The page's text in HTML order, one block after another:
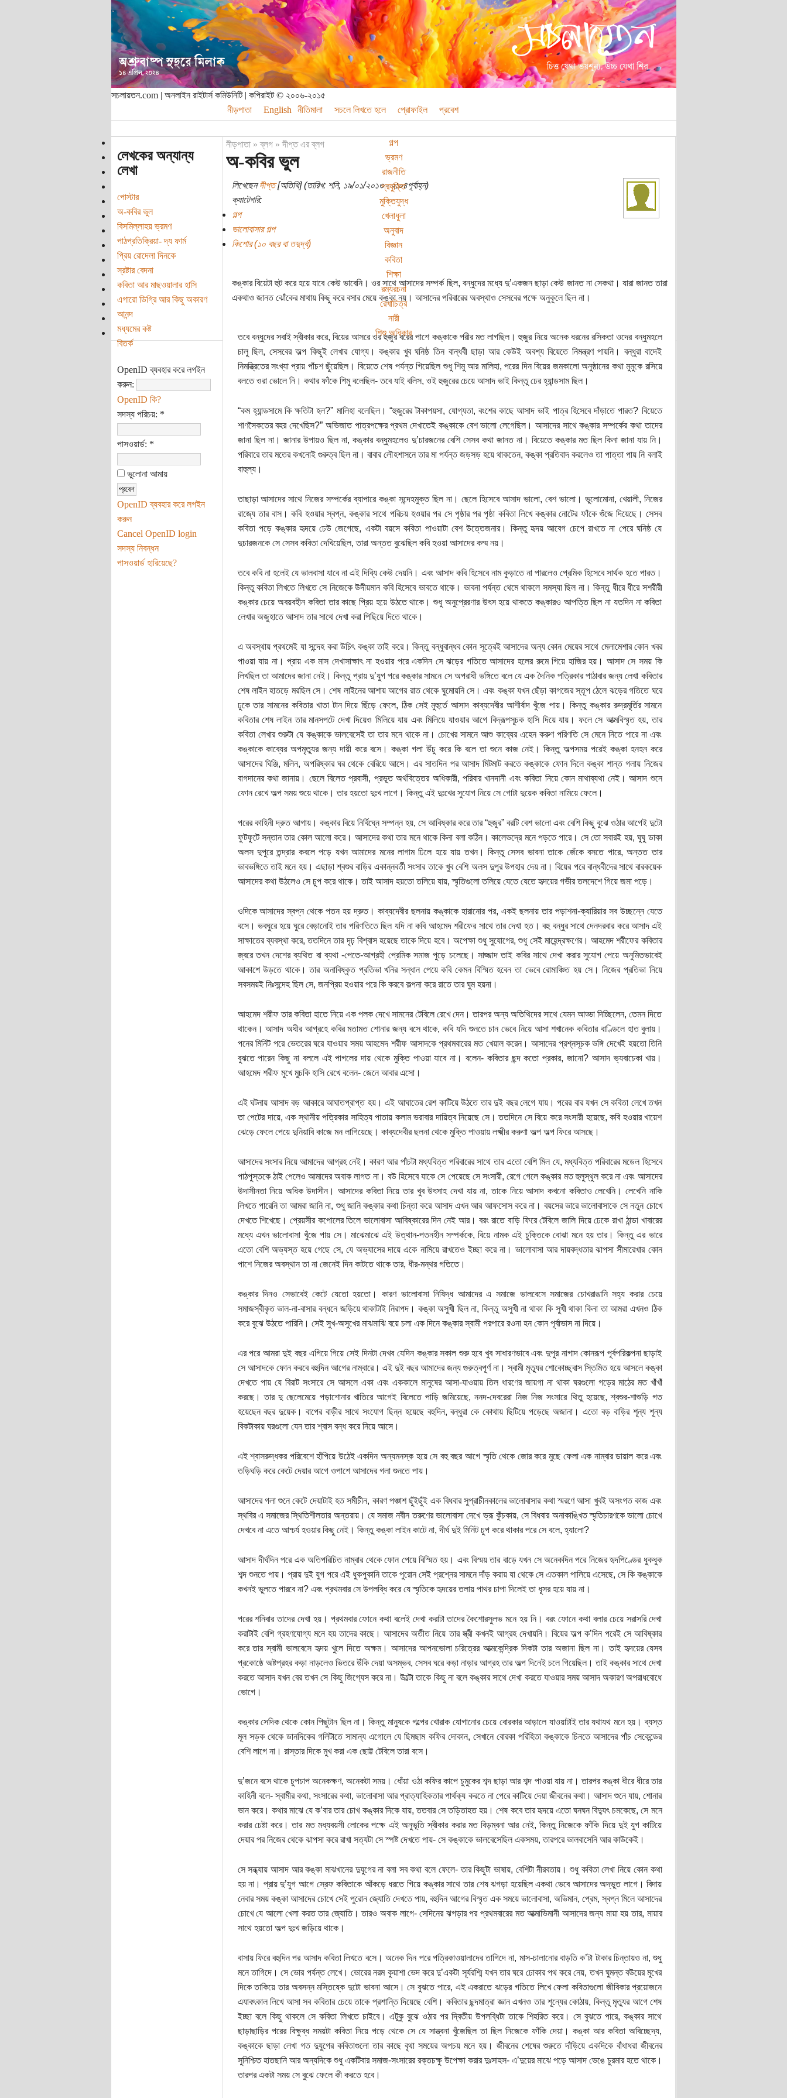
সচলায়তন.com | অনলাইন রাইটার্স কমিউনিটি | কপিরাইট © ২০০৬-২০১৫
নীড়পাতা
English নীতিমালা সচলে লিখতে হলে প্রোফাইল প্রবেশ
গল্প
ভ্রমণ
রাজনীতি
প্রযুক্তি
মুক্তিযুদ্ধ
খেলাধুলা
অনুবাদ
বিজ্ঞান
কবিতা
শিক্ষা
রম্যরচনা
রেখাচিত্র
নারী
শিশু অধিকার
লেখকের অন্যান্য
লেখা
পোস্টার
অ-কবির ভুল
বিসমিল্লাহয় ভ্রমণ
পাঠপ্রতিক্রিয়া- দ্য ফার্ম
প্রিয় রোদেলা দিনকে
স্রষ্টার বেদনা
কবিতা আর মাছওয়ালার হাসি
এগারো ডিগ্রি আর কিছু অকারণ
আনন্দ
মধ্যমের কষ্ট
বিতর্ক
OpenID ব্যবহার করে লগইন
করুন:
OpenID কি?
সদস্য পরিচয়: *
পাসওয়ার্ড: *
ভুলোনা আমায়
OpenID ব্যবহার করে লগইন
করুন
Cancel OpenID login
সদস্য নিবন্ধন
পাসওয়ার্ড হারিয়েছে?
নীড়পাতা»ব্লগ»দীপ্ত এর ব্লগ
অ-কবির ভুল
লিখেছেনদীপ্ত[অতিথি] (তারিখ: শনি, ১৯/০১/২০১৩ - ২:০৪পূর্বাহ্ন)
ক্যাটেগরি:
গল্প
ভালোবাসার গল্প
কিশোর (১০ বছর বা তদুর্দ্ধ)
কঙ্কার বিয়েটা হুট করে হয়ে যাবে কেউ ভাবেনি। ওর সাথে আসাদের সম্পর্ক ছিল, বন্ধুদের মধ্যে দু’একজন ছাড়া কেউ জানত না সেকথা। যারা জানত তারা
একথাও জানত ঝোঁকের মাথায় কিছু করে বসার মেয়ে কঙ্কা নয়। আসাদের পরিবারের অবস্থাও সেসবের পক্ষে অনুকূলে ছিল না।
তবে বন্ধুদের সবাই স্বীকার করে, বিয়ের আসরে ওর হুজুর বরের পাশে কঙ্কাকে পরীর মত লাগছিল। হুজুর নিয়ে অনেক ধরনের রসিকতা ওদের বন্ধুমহলে
চালু ছিল, সেসবের অল্প কিছুই লেখার যোগ্য। কঙ্কার খুব ঘনিষ্ঠ তিন বান্ধবী ছাড়া আর কেউই অবশ্য বিয়েতে নিমন্ত্রণ পায়নি। বন্ধুরা বাদেই
নিমন্ত্রিতের সংখ্যা প্রায় পাঁচশ ছুঁয়েছিল। বিয়েতে শেষ পর্যন্ত গিয়েছিল শুধু শিমু আর মালিহা, পরের দিন বিয়ের জমকালো অনুষ্ঠানের কথা মুমুকে রসিয়ে
বলতে ওরা ভোলে নি। কথার ফাঁকে শিমু বলেছিল- তবে যাই বলিস, ওই হুজুরের চেয়ে আসাদ ভাই কিন্তু ঢের হ্যান্ডসাম ছিল।
“কম হ্যান্ডসামে কি ক্ষতিটা হল?” মালিহা বলেছিল। “হুজুরের টাকাপয়সা, যোগ্যতা, বংশের কাছে আসাদ ভাই পাত্র হিসেবে দাঁড়াতে পারত? বিয়েতে
শাণসৈকতের বহর দেখেছিস?” অভিজাত পাত্রপক্ষের প্রথম দেখাতেই কঙ্কাকে বেশ ভালো লেগেছিল। আসাদের সাথে কঙ্কার সম্পর্কের কথা তাদের
জানা ছিল না। জানার উপায়ও ছিল না, কঙ্কার বন্ধুমহলেও দু’চারজনের বেশি সেসব কথা জানত না। বিয়েতে কঙ্কার মত ছিল কিনা জানা যায় নি।
পরিবারে তার মতের কখনোই গুরুত্ব ছিল না। বাবার লৌহশাসনে তার মা পর্যন্ত জড়সড় হয়ে থাকতেন, কঙ্কা প্রতিবাদ করলেও তা পাত্তা পায় নি বলাই
বাহুল্য।
তাছাড়া আসাদের সাথে নিজের সম্পর্কের ব্যাপারে কঙ্কা সন্দেহমুক্ত ছিল না। ছেলে হিসেবে আসাদ ভালো, বেশ ভালো। ভুলোমোনা, খেয়ালী, নিজের
রাজ্যে তার বাস। কবি হওয়ার স্বপ্ন, কঙ্কার সাথে পরিচয় হওয়ার পর সে পৃষ্ঠার পর পৃষ্ঠা কবিতা লিখে কঙ্কার নোটের ফাঁকে গুঁজে দিয়েছে। সেসব
কবিতা পড়ে কঙ্কার হৃদয়ে ঢেউ জেগেছে, একটা বয়সে কবিতা পাওয়াটা বেশ উত্তেজনার। কিন্তু হৃদয় আবেগ চেপে রাখতে না পেরে ঘনিষ্ঠ যে
দুচারজনকে সে সেসব কবিতা দেখিয়েছিল, তারা অন্তত বুঝেছিল কবি হওয়া আসাদের কম্ম নয়।
তবে কবি না হলেই যে ভালবাসা যাবে না এই দিব্যি কেউ দেয়নি। এবং আসাদ কবি হিসেবে নাম কুড়াতে না পারলেও প্রেমিক হিসেবে সার্থক হতে পারত।
কিন্তু কবিতা লিখতে লিখতে সে নিজেকে উদীয়মান কবি হিসেবে ভাবতে থাকে। ভাবনা পর্যন্ত থেমে থাকলে সমস্যা ছিল না। কিন্তু ধীরে ধীরে সশরীরী
কঙ্কার চেয়ে অবয়বহীন কবিতা তার কাছে প্রিয় হয়ে উঠতে থাকে। শুধু অনুপ্রেরণার উৎস হয়ে থাকতে কঙ্কারও আপত্তি ছিল না যতদিন না কবিতা
লেখার অজুহাতে আসাদ তার সাথে দেখা করা পিছিয়ে দিতে থাকে।
এ অবস্থায় প্রথমেই যা সন্দেহ করা উচিৎ কঙ্কা তাই করে। কিন্তু বন্ধুবান্ধব কোন সূত্রেই আসাদের অন্য কোন মেয়ের সাথে মেলামেশার কোন খবর
পাওয়া যায় না। প্রায় এক মাস দেখাসাক্ষাৎ না হওয়ার পরে একদিন সে ঝড়ের গতিতে আসাদের হলের রুমে গিয়ে হাজির হয়। আসাদ সে সময় কি
লিখছিল তা আমাদের জানা নেই। কিন্তু প্রায় দু’যুগ পরে কঙ্কার সামনে সে অপরাধী ভঙ্গিতে বলে যে এক দৈনিক পত্রিকার পাঠাবার জন্য লেখা কবিতার
শেষ লাইন হাতড়ে মরছিল সে। শেষ লাইনের আশায় আগের রাত থেকে ঘুমোয়নি সে। এবং কঙ্কা যখন ছেঁড়া কাগজের স্তূপ ঠেলে ঝড়ের গতিতে ঘরে
ঢুকে তার সামনের কবিতার খাতা টান দিয়ে ছিঁড়ে ফেলে, ঠিক সেই মুহুর্তে আসাদ কাব্যদেবীর আশীর্বাদ খুঁজে পায়। কিন্তু কঙ্কার রুদ্রমূর্তির সামনে
কবিতার শেষ লাইন তার মানসপটে দেখা দিয়েও মিলিয়ে যায় এবং মিলিয়ে যাওয়ার আগে বিদ্রূপসূচক হাসি দিয়ে যায়। ফলে সে আত্মবিস্মৃত হয়, তার
কবিতা লেখার শুরুটা যে কঙ্কাকে ভালবেসেই তা তার মনে থাকে না। চোখের সামনে আশু কাব্যের এহেন করুণ পরিণতি সে মেনে নিতে পারে না এবং
কঙ্কাকে কাব্যের অপমৃত্যুর জন্য দায়ী করে বসে। কঙ্কা গলা উঁচু করে কি বলে তা শুনে কাজ নেই। কিন্তু অল্পসময় পরেই কঙ্কা হনহন করে
আসাদের ঘিঞ্জি, মলিন, অপরিষ্কার ঘর থেকে বেরিয়ে আসে। এর সাতদিন পর আসাদ মিটমাট করতে কঙ্কাকে ফোন দিলে কঙ্কা শান্ত গলায় নিজের
বাগদানের কথা জানায়। ছেলে বিলেত প্রবাসী, প্রভূত অর্থবিত্তের অধিকারী, পরিবার খানদানী এবং কবিতা নিয়ে কোন মাথাব্যথা নেই। আসাদ শুনে
ফোন রেখে অল্প সময় শুয়ে থাকে। তার হয়তো দুঃখ লাগে। কিন্তু এই দুঃখের সুযোগ নিয়ে সে গোটা দুয়েক কবিতা নামিয়ে ফেলে।
পরের কাহিনী দ্রুত আগায়। কঙ্কার বিয়ে নির্বিঘ্নে সম্পন্ন হয়, সে আবিষ্কার করে তার “হুজুর” বরটি বেশ ভালো এবং বেশি কিছু বুঝে ওঠার আগেই দুটো
ফুটফুটে সন্তান তার কোল আলো করে। আসাদের কথা তার মনে থাকে কিনা বলা কঠিন। কালেভদ্রে মনে পড়তে পারে। সে তো সবারই হয়, ঘুঘু ডাকা
অলস দুপুরে তন্দ্রার কবলে পড়ে যখন আমাদের মনের লাগাম ঢিলে হয়ে যায় তখন। কিন্তু সেসব ভাবনা তাকে জেঁকে বসতে পারে, অন্তত তার
ভাবভঙ্গিতে তাই মনে হয়। এছাড়া শ্বশুর বাড়ির একান্নবর্তী সংসার তাকে খুব বেশি অলস দুপুর উপহার দেয় না। বিয়ের পরে বান্ধবীদের সাথে বারকয়েক
আসাদের কথা উঠলেও সে চুপ করে থাকে। তাই আসাদ হয়তো তলিয়ে যায়, স্মৃতিগুলো তলিয়ে যেতে যেতে হৃদয়ের গভীর তলদেশে গিয়ে জমা পড়ে।
ওদিকে আসাদের স্বপ্ন থেকে পতন হয় দ্রুত। কাব্যদেবীর ছলনায় কঙ্কাকে হারানোর পর, একই ছলনায় তার পড়াশনা-ক্যারিয়ার সব উচ্ছন্নে যেতে
বসে। ভবঘুরে হয়ে ঘুরে বেড়ানোই তার পরিণতিতে ছিল যদি না কবি আহমেদ শরীফের সাথে তার দেখা হত। বহু বন্ধুর সাথে দেনদরবার করে আসাদ এই
সাক্ষাতের ব্যবস্থা করে, ততদিনে তার দৃঢ় বিশ্বাস হয়েছে তাকে দিয়ে হবে। অপেক্ষা শুধু সুযোগের, শুধু সেই মাহেন্দ্রক্ষণের। আহমেদ শরীফের কবিতার
জ্বরে তখন দেশের ব্যথিত বা ব্যথা -পেতে-আগ্রহী প্রেমিক সমাজ পুড়ে চলেছে। সাজ্জাদ তাই কবির সাথে দেখা করার সুযোগ পেয়ে অনুমিতভাবেই
আকাশে উড়তে থাকে। তার অনাবিষ্কৃত প্রতিভা খনির সন্ধান পেয়ে কবি কেমন বিস্মিত হবেন তা ভেবে রোমাঞ্চিত হয় সে। নিজের প্রতিভা নিয়ে
সবসময়ই নিঃসন্দেহ ছিল সে, জনপ্রিয় হওয়ার পরে কি করবে কল্পনা করে রাতে তার ঘুম হয়না।
আহমেদ শরীফ তার কবিতা হাতে নিয়ে এক পলক দেখে সামনের টেবিলে রেখে দেন। তারপর অন্য অতিথিদের সাথে যেমন আড্ডা দিচ্ছিলেন, তেমন দিতে
থাকেন। আসাদ অধীর আগ্রহে কবির মতামত শোনার জন্য বসে থাকে, কবি যদি শুনতে চান ভেবে নিয়ে আসা শখানেক কবিতার বাণ্ডিলে হাত বুলায়।
পনের মিনিট পরে ভেতরের ঘরে যাওয়ার সময় আহমেদ শরীফ আসাদকে প্রথমবারের মত খেয়াল করেন। আসাদের প্রশ্নসূচক ভঙ্গি দেখেই হয়তো তিনি
বুঝতে পারেন কিছু না বললে এই পাগলের দায় থেকে মুক্তি পাওয়া যাবে না। বলেন- কবিতার ছন্দ কতো প্রকার, জানো? আসাদ ভ্যবাচেকা খায়।
আহমেদ শরীফ মুখে মুচকি হাসি রেখে বলেন- জেনে আবার এসো।
এই ঘটনায় আসাদ বড় আকারে আঘাতপ্রাপ্ত হয়। এই আঘাতের রেশ কাটিয়ে উঠতে তার দুই বছর লেগে যায়। পরের বার যখন সে কবিতা লেখে তখন
তা পেটের দায়ে, এক স্থানীয় পত্রিকার সাহিত্য পাতায় কলাম ভরাবার দায়িত্ব নিয়েছে সে। ততদিনে সে বিয়ে করে সংসারী হয়েছে, কবি হওয়ার খায়েশ
ঝেড়ে ফেলে পেয়ে দুনিয়াবি কাজে মন লাগিয়েছে। কাব্যদেবীর ছলনা থেকে মুক্তি পাওয়ায় লক্ষ্মীর করুণা অল্প অল্প ফিরে আসছে।
আসাদের সংসার নিয়ে আমাদের আগ্রহ নেই। কারণ আর পাঁচটা মধ্যবিত্ত পরিবারের সাথে তার এতো বেশি মিল যে, মধ্যবিত্ত পরিবারের মডেল হিসেবে
পাঠপুস্তকে ঠাই পেলেও আমাদের অবাক লাগত না। বউ হিসেবে যাকে সে পেয়েছে সে সংসারী, রেগে গেলে কঙ্কার মত হুলুস্থুল করে না এবং আসাদের
উদাসীনতা নিয়ে অধিক উদাসীন। আসাদের কবিতা নিয়ে তার খুব উৎসাহ দেখা যায় না, তাকে নিয়ে আসাদ কখনো কবিতাও লেখেনি। লেখেনি নাকি
লিখতে পারেনি তা আমরা জানি না, শুধু জানি কঙ্কার কথা চিন্তা করে আসাদ এখন আর আফসোস করে না। বয়সের ভারে ভালোবাসাকে সে নতুন চোখে
দেখতে শিখেছে। প্রেয়সীর কপোলের তিলে ভালোবাসা আবিষ্কারের দিন নেই আর। বরং রাতে বাড়ি ফিরে টেবিলে জালি দিয়ে ঢেকে রাখা ঠান্ডা খাবারের
মধ্যে এখন ভালোবাসা খুঁজে পায় সে। মাঝেমাঝে এই উত্থান-পতনহীন সম্পর্ককে, বিয়ে নামক এই চুক্তিকে বোঝা মনে হয় তার। কিন্তু এর ভারে
এতো বেশি অভ্যস্ত হয়ে গেছে সে, যে অভ্যাসের দায়ে একে নামিয়ে রাখতেও ইচ্ছা করে না। ভালোবাসা আর দায়বদ্ধতার ঝাপসা সীমারেখার কোন
পাশে নিজের অবস্থান তা না জেনেই দিন কাটতে থাকে তার, ধীর-মন্থর গতিতে।
কঙ্কার দিনও সেভাবেই কেটে যেতো হয়তো। কারণ ভালোবাসা নিষিদ্ধ আমাদের এ সমাজে ভালবেসে সমাজের চোখরাঙানি সহ্য করার চেয়ে
সমাজস্বীকৃত ভাল-না-বাসার বন্ধনে জড়িয়ে থাকাটাই নিরাপদ। কঙ্কা অসুখী ছিল না, কিন্তু অসুখী না থাকা কি সুখী থাকা কিনা তা আমরা এখনও ঠিক
করে বুঝে উঠতে পারিনি। সেই সুখ-অসুখের মাঝমাঝি বয়ে চলা এক দিনে কঙ্কার স্বামী পরপারে রওনা হন কোন পূর্বাভাস না দিয়ে।
এর পরে আমরা দুই বছর এগিয়ে গিয়ে সেই দিনটা দেখব যেদিন কঙ্কার সকাল শুরু হবে খুব সাধারণভাবে এবং দুপুর নাগাদ কোনরূপ পূর্বপরিকল্পনা ছাড়াই
সে আসাদকে ফোন করবে বহুদিন আগের নাম্বারে। এই দুই বছর আমাদের জন্য গুরুত্বপূর্ণ না। স্বামী মৃত্যুর শোকোচ্ছ্বাস স্তিমিত হয়ে আসলে কঙ্কা
দেখতে পায় যে বিরাট সংসারে সে আসলে একা এবং এককালে মানুষের আসা-যাওয়ায় তিল ধারণের জায়গা না থাকা ঘরগুলো গড়ের মাঠের মত খাঁখাঁ
করছে। তার দু ছেলেমেয়ে পড়াশোনার খাতিরে আগেই বিলেতে পাড়ি জমিয়েছে, ননদ-দেবরেরা নিজ নিজ সংসারে থিতু হয়েছে, শ্বশুর-শাশুড়ি গত
হয়েছেন বছর দুয়েক। বাপের বাড়ীর সাথে সংযোগ ছিন্ন হয়েছে বহুদিন, বন্ধুরা কে কোথায় ছিটিয়ে পড়েছে অজানা। এতো বড় বাড়ির শূন্য শূন্য
বিকটাকায় ঘরগুলো যেন তার শ্বাস বন্ধ করে নিয়ে আসে।
এই শ্বাসরুদ্ধকর পরিবেশে হাঁপিয়ে উঠেই একদিন অন্যমনস্ক হয়ে সে বহু বছর আগে স্মৃতি থেকে জোর করে মুছে ফেলা এক নাম্বার ডায়াল করে এবং
তড়িঘড়ি করে কেটে দেয়ার আগে ওপাশে আসাদের গলা শুনতে পায়।
আসাদের গলা শুনে কেটে দেয়াটাই হত সমীচীন, কারণ পঞ্চাশ ছুঁইছুঁই এক বিধবার সুপ্রাচীনকালের ভালোবাসার কথা স্মরণে আসা খুবই অসংগত কাজ এবং
স্থবির এ সমাজের স্থিতিশীলতার অন্তরায়। যে সমাজ নবীন তরুণের ভালোবাসা দেখে ভ্রূ কুঁচকায়, সে বিধবার অনাকাঙ্খিত স্মৃতিচারণকে ভালো চোখে
দেখবে না এতে আশ্চর্য হওয়ার কিছু নেই। কিন্তু কঙ্কা লাইন কাটে না, দীর্ঘ দুই মিনিট চুপ করে থাকার পরে সে বলে, হ্যালো?
আসাদ দীর্ঘদিন পরে এক অতিপরিচিত নাম্বার থেকে ফোন পেয়ে বিস্মিত হয়। এবং বিস্ময় তার বাড়ে যখন সে অনেকদিন পরে নিজের হৃদপিণ্ডের ধুকধুক
শব্দ শুনতে পায়। প্রায় দুই যুগ পরে এই ধুকপুকানি তাকে পুরোন সেই প্রশ্নের সামনে দাঁড় করায় যা থেকে সে এতকাল পালিয়ে এসেছে, সে কি কঙ্কাকে
কখনই ভুলতে পারবে না? এবং প্রথমবার সে উপলব্ধি করে যে স্মৃতিকে হৃদয়ের তলায় পাথর চাপা দিলেই তা ধূসর হয়ে যায় না।
পরের শনিবার তাদের দেখা হয়। প্রথমবার ফোনে কথা বলেই দেখা করাটা তাদের কৈশোরসুলভ মনে হয় নি। বরং ফোনে কথা বলার চেয়ে সরাসরি দেখা
করাটাই বেশি গ্রহণযোগ্য মনে হয় তাদের কাছে। আসাদের অতীত নিয়ে তার স্ত্রী কখনই আগ্রহ দেখায়নি। বিয়ের অল্প ক’দিন পরেই সে আবিষ্কার
করে তার স্বামী ভালবেসে হৃদয় খুলে দিতে অক্ষম। আসাদের আপনভোলা চরিত্রের আত্মকেন্দ্রিক দিকটা তার অজানা ছিল না। তাই হৃদয়ের যেসব
প্রকোষ্ঠে অষ্টপ্রহর কড়া নাড়লেও ভিতরে উঁকি দেয়া অসম্ভব, সেসব ঘরে কড়া নাড়ার আগ্রহ তার অল্প দিনেই চলে গিয়েছিল। তাই কঙ্কার সাথে দেখা
করতে আসাদ যখন বের তখন সে কিছু জিগ্যেস করে না। উল্টো তাকে কিছু না বলে কঙ্কার সাথে দেখা করতে যাওয়ার সময় আসাদ অকারণ অপরাধবোধে
ভোগে।
কঙ্কার সেদিক থেকে কোন পিছুটান ছিল না। কিন্তু মানুষকে গল্পের খোরাক যোগানোর চেয়ে বোরকার আড়ালে যাওয়াটাই তার যথাযথ মনে হয়। ব্যস্ত
মূল সড়ক থেকে ডানদিকের গলিটাতে সামান্য এগোলে যে ছিমছাম কফির দোকান, সেখানে বোরকা পরিহিতা কঙ্কাকে চিনতে আসাদের পাঁচ সেকেন্ডের
বেশি লাগে না। রাস্তার দিকে মুখ করা এক ছোট্ট টেবিলে তারা বসে।
দু’জনে বসে থাকে চুপচাপ অনেকক্ষণ, অনেকটা সময়। ধোঁয়া ওঠা কফির কাপে চুমুকের শব্দ ছাড়া আর শব্দ পাওয়া যায় না। তারপর কঙ্কা ধীরে ধীরে তার
কাহিনী বলে- স্বামীর কথা, সংসারের কথা, ভালোবাসা আর প্রাত্যাহিকতার পার্থক্য করতে না পেরে কাটিয়ে দেয়া জীবনের কথা। আসাদ শুনে যায়, শোনার
ভান করে। কথার মাঝে যে ক’বার তার চোখ কঙ্কার দিকে যায়, ততবার সে তড়িতাহত হয়। শেষ কবে তার হৃদয়ে এতো ঘনঘন বিদ্যুৎ চমকেছে, সে মনে
করার চেষ্টা করে। তার মত মধ্যবয়সী লোকের পক্ষে এই অনুভূতি স্বীকার করার মত বিড়ম্বনা আর নেই, কিন্তু নিজেকে ফাঁকি দিয়ে দুই যুগ কাটিয়ে
দেয়ার পর নিজের থেকে ঝাপসা করে রাখা সত্যটা সে স্পষ্ট দেখতে পায়- সে কঙ্কাকে ভালবেসেছিল একসময়, তারপরে ভালবাসেনি আর কাউকেই।
সে সন্ধ্যায় আসাদ আর কঙ্কা মাঝখানের দুযুগের না বলা সব কথা বলে ফেলে- তার কিছুটা ভাষায়, বেশিটা নীরবতায়। শুধু কবিতা লেখা নিয়ে কোন কথা
হয় না। প্রায় দু’যুগ আগে স্রেফ কবিতাকে আঁকড়ে ধরতে গিয়ে কঙ্কার সাথে তার শেষ ঝগড়া হয়েছিল একথা ভেবে আসাদের অদ্ভুত লাগে। বিদায়
নেবার সময় কঙ্কা আসাদের চোখে সেই পুরোন জ্যোতি দেখতে পায়, বহুদিন আগের বিস্মৃত এক সময়ে ভালোবাসা, অভিমান, প্রেম, স্বপ্ন মিলে আসাদের
চোখে যে আলো খেলা করত তার জ্যোতি। তারও অবাক লাগে- সেদিনের ঝগড়ার পর প্রথমবারের মত আত্মাভিমানী আসাদের জন্য মায়া হয় তার, মায়ার
সাথে হয়তো অল্প দুঃখ জড়িয়ে থাকে।
বাসায় ফিরে বহুদিন পর আসাদ কবিতা লিখতে বসে। অনেক দিন পরে পত্রিকাওয়ালাদের তাগিদে না, মাস-চালানোর বাড়তি ক’টা টাকার চিন্তায়ও না, শুধু
মনে তাগিদে। সে ভোর পর্যন্ত লেখে। ভোরের নরম কুয়াশা ভেদ করে দু’একটা সূর্যরশ্মি যখন তার ঘরে ঢোকার পথ করে নেয়, তখন ঘুমন্ত বউয়ের মুখের
দিকে তাকিয়ে তার অবসন্ন মস্তিষ্কে দুটো ভাবনা আসে। সে বুঝতে পারে, এই একরাতে ঝড়ের গতিতে লিখে ফেলা কবিতাগুলো জীবিকার প্রয়োজনে
এযাবৎকাল লিখে আসা সব কবিতার চেয়ে তাকে প্রশান্তি দিয়েছে বেশি। কবিতার ছন্দমাত্রা জ্ঞান এখনও তার শূন্যের কোঠায়, কিন্তু মৃত্যুর আগে শেষ
ইচ্ছা বলে কিছু থাকলে সে কবিতা লিখতে চাইবে। এটুকু বুঝে ওঠার পর দ্বিতীয় উপলব্ধিটা তাকে শিহরিত করে। সে বুঝতে পারে, কঙ্কার সাথে
ছাড়াছাড়ির পরের বিক্ষুব্ধ সময়টা কবিতা নিয়ে পড়ে থেকে সে যে সান্ত্বনা খুঁজেছিল তা ছিল নিজেকে ফাঁকি দেয়া। কঙ্কা আর কবিতা অবিচ্ছেদ্য,
কঙ্কাকে ছাড়া লেখা গত দুযুগের কবিতাগুলো তার কাছে বৃথা সময়ের অপচয় মনে হয়। জীবনের শেষের শুরুতে দাঁড়িয়ে একদিকে বাঁধাধরা জীবনের
সুনিশ্চিত হাতছানি আর অন্যদিকে শুধু একটিবার সমাজ-সংসারের রক্তচক্ষু উপেক্ষা করার দুঃসাহস- এ’দুয়ের মাঝে পড়ে আসাদ ভেঙে চুরমার হতে থাকে।
তারপর একটা সময় সে বুঝে ফেলে কী করতে হবে।